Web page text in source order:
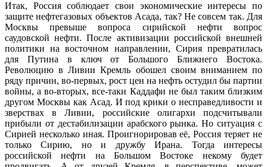
Итак, Россия соблюдает свои экономические интересы по
защите нефтегазовых объектов Асада, так? Не совсем так. Для
Москвы превыше вопроса сирийской нефти вопрос
саудовской нефти. После активизации российской внешней
политики на восточном направлении, Сирия превратилась
для Путина в ключ от Большого Ближнего Востока.
Революцию в Ливии Кремль обошел своим вниманием по
ряду причин, во-первых, рост цен на нефть остудил бы партии
войны, а во-вторых, все-таки Каддафи не был таким близким
другом Москвы как Асад. И под крики о несправедливости и
зверствах в Ливии, российские олигархи подсчитывали
прибыли от дестабилизации арабского рынка. Но ситуация с
Сирией несколько иная. Проигнорировав её, Россия теряет не
только Сирию, но и дружбу Ирана. Тогда интересы
российской нефти на Большом Востоке некому будет